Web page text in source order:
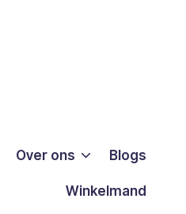
Over ons Blogs
Winkelmand